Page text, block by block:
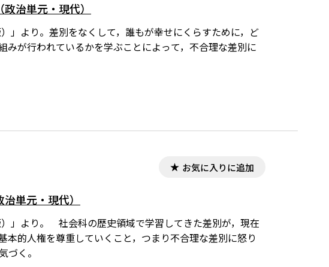
治単元・現代）
」より。差別をなくして，誰もが幸せにくらすために，ど
が行われているかを学ぶことによって，不合理な差別に
お気に入りに追加
単元・現代）
」より。 社会科の歴史領域で学習してきた差別が，現在
的人権を尊重していくこと，つまり不合理な差別に怒り
く。